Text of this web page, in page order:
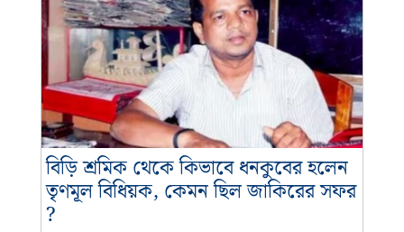
বিড়ি শ্রমিক থেকে কিভাবে ধনকুবের হলেন
তৃণমূল বিধিয়ক, কেমন ছিল জাকিরের সফর
?